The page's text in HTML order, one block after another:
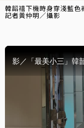
韓韶禧下機時身穿淺藍色
記者黃仲明／攝影